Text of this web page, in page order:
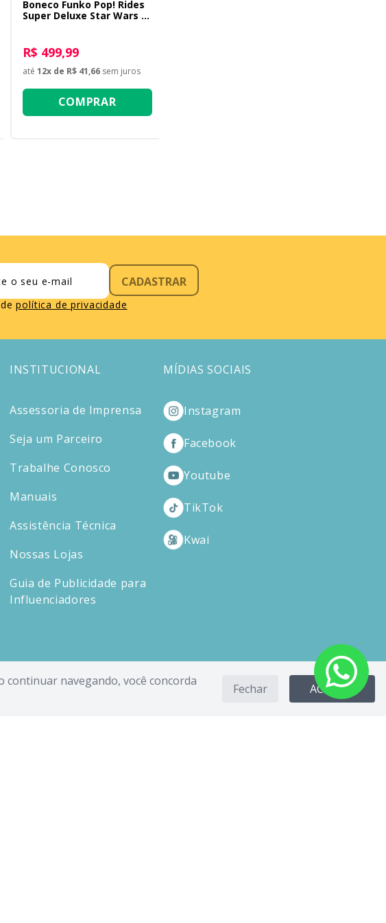
navegando, você concorda
Fechar ACEITAR
Boneco Funko Pop! Rides
Super Deluxe Star Wars -
R$ 499,99
até 12x de R$ 41,66 sem juros
COMPRAR
CADASTRAR
política de privacidade
INSTITUCIONAL
Assessoria de Imprensa
Seja um Parceiro
Trabalhe Conosco
Manuais
Assistência Técnica
Nossas Lojas
Guia de Publicidade para
Influenciadores
MÍDIAS SOCIAIS
Instagram
Facebook
Youtube
TikTok
Kwai